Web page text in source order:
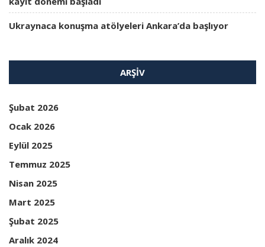
Ukraynaca konuşma atölyeleri Ankara’da başlıyor
ARŞIV
Şubat 2026
Ocak 2026
Eylül 2025
Temmuz 2025
Nisan 2025
Mart 2025
Şubat 2025
Aralık 2024